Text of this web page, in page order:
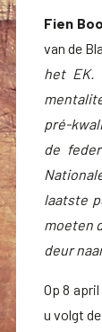
Fien
van de
het EK.
pré-
de
laatste
moeten
deur
Op 8
u volgt